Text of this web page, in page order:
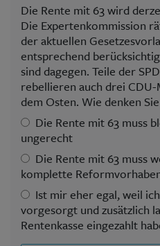
Die Rente mit 63 wird
Die Expertenkommission
der aktuellen
entsprechend
sind dagegen. Teile der
rebellieren auch drei
dem Osten. Wie denken
Die Rente mit 63 muss
ungerecht
Die Rente mit 63 muss
komplette
Ist mir eher egal, weil
vorgesorgt und zusätzlich
Rentenkasse eingezahlt